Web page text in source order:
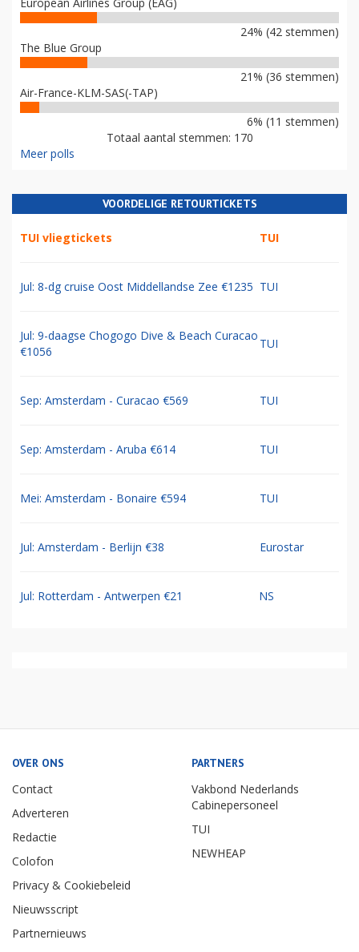
European Airlines Group (EAG)
24% (42 stemmen)
The Blue Group
21% (36 stemmen)
Air-France-KLM-SAS(-TAP)
6% (11 stemmen)
Totaal aantal stemmen: 170
Meer polls
VOORDELIGE RETOURTICKETS
TUI vliegtickets TUI
Jul: 8-dg cruise Oost Middellandse Zee €1235 TUI
Jul: 9-daagse Chogogo Dive & Beach Curacao
€1056
TUI
Sep: Amsterdam - Curacao €569 TUI
Sep: Amsterdam - Aruba €614 TUI
Mei: Amsterdam - Bonaire €594 TUI
Jul: Amsterdam - Berlijn €38 Eurostar
Jul: Rotterdam - Antwerpen €21 NS
OVER ONS
Contact
Adverteren
Redactie
Colofon
Privacy & Cookiebeleid
Nieuwsscript
Partnernieuws
PARTNERS
Vakbond Nederlands
Cabinepersoneel
TUI
NEWHEAP